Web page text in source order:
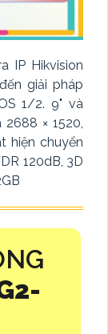
IP Hikvision
giải pháp
1/2. 9" và
× 1520,
hiện chuyển
120dB, 3D